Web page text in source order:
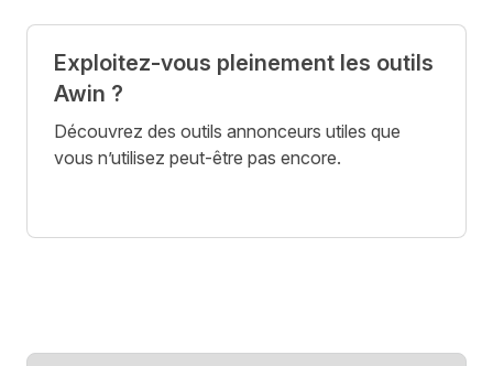
Exploitez-vous pleinement les outils
Awin ?
Découvrez des outils annonceurs utiles que
vous n’utilisez peut-être pas encore.